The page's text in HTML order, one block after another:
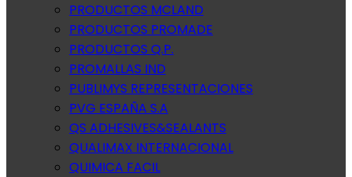
PRODUCTOS MCLAND
PRODUCTOS PROMADE
PRODUCTOS Q.P.
PROMALLAS IND
PUBLIMYS REPRESENTACIONES
PVG ESPAÑA S.A
QS ADHESIVES&SEALANTS
QUALIMAX INTERNACIONAL
QUIMICA FACIL